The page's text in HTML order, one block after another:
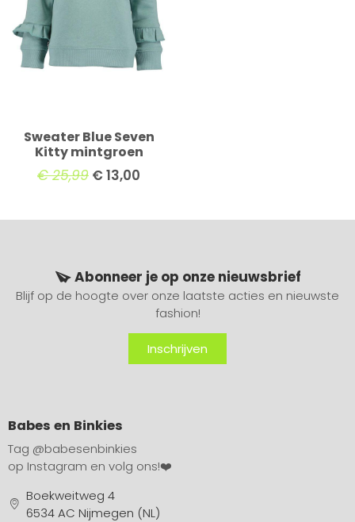
Sweater Blue Seven
Kitty mintgroen
€25,99 €13,00
Abonneer je op onze nieuwsbrief
Blijf op de hoogte over onze laatste acties en nieuwste
fashion!
Inschrijven
Babes en Binkies
Tag @babesenbinkies
op Instagram en volg ons!❤️
Boekweitweg 4
6534 AC Nijmegen (NL)